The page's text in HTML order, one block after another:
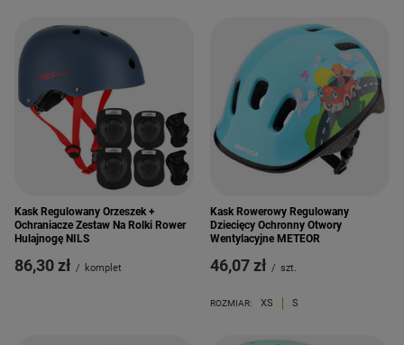
Kask Regulowany Orzeszek +
Ochraniacze Zestaw Na Rolki Rower
Hulajnogę NILS
86,30 zł / komplet
Kask Rowerowy Regulowany
Dziecięcy Ochronny Otwory
Wentylacyjne METEOR
46,07 zł / szt.
ROZMIAR: XS S